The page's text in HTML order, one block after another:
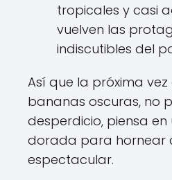
tropicales y casi
vuelven las
indiscutibles del
Así que la próxima
bananas oscuras, no
desperdicio, piensa
dorada para hornear
espectacular.